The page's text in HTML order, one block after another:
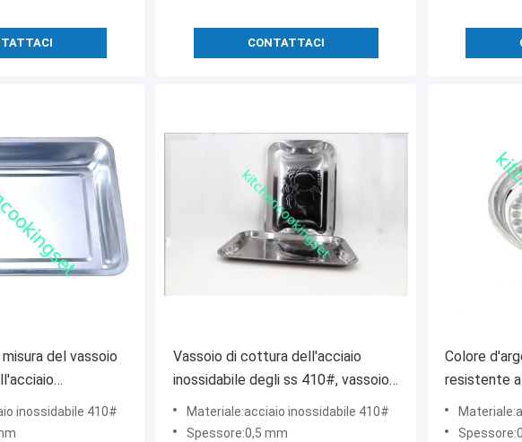
CONTATTACI
del vassoio
inossidabile 410#
Vassoio di cottura dell'acciaio
inossidabile degli ss 410#, vassoio
di tè dell'acciaio inossidabile di
progettazione di Fashional
Materiale:acciaio inossidabile 410#
Spessore:0,5 mm
Colore
resistente
vassoio
forma